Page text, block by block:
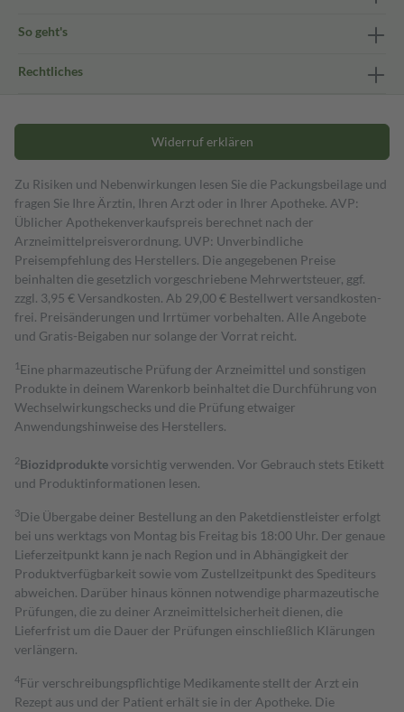
So geht's
Rechtliches
Widerruf erklären
Zu Risiken und Nebenwirkungen lesen Sie die Packungsbeilage und
fragen Sie Ihre Ärztin, Ihren Arzt oder in Ihrer Apotheke. AVP:
Üblicher Apothekenverkaufspreis berechnet nach der
Arzneimittelpreisverordnung. UVP: Unverbindliche
Preisempfehlung des Herstellers. Die angegebenen Preise
beinhalten die gesetzlich vorgeschriebene Mehrwertsteuer, ggf.
zzgl. 3,95 € Versandkosten. Ab 29,00 € Bestell­wert versand­kosten­
frei. Preisänderungen und Irrtümer vorbehalten. Alle Angebote
und Gratis-Beigaben nur solange der Vorrat reicht.
1 Eine pharmazeutische Prüfung der Arzneimittel und sonstigen
Produkte in deinem Warenkorb beinhaltet die Durchführung von
Wechselwirkungschecks und die Prüfung etwaiger
Anwendungshinweise des Herstellers.
2Biozidproduktevorsichtig verwenden. Vor Gebrauch stets Etikett
und Produktinformationen lesen.
3Die Übergabe deiner Bestellung an den Paketdienstleister erfolgt
bei uns werktags von Montag bis Freitag bis 18:00 Uhr. Der genaue
Lieferzeitpunkt kann je nach Region und in Abhängigkeit der
Produktverfügbarkeit sowie vom Zustellzeitpunkt des Spediteurs
abweichen. Darüber hinaus können notwendige pharmazeutische
Prüfungen, die zu deiner Arzneimittelsicherheit dienen, die
Lieferfrist um die Dauer der Prüfungen einschließlich Klärungen
verlängern.
4Für verschreibungspflichtige Medikamente stellt der Arzt ein
Rezept aus und der Patient erhält sie in der Apotheke. Die